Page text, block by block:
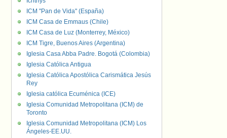
ICM "Pan de Vida" (España)
ICM Casa de Emmaus (Chile)
ICM Casa de Luz (Monterrey, México)
ICM Tigre, Buenos Aires (Argentina)
Iglesia Casa Abba Padre. Bogotá (Colombia)
Iglesia Católica Antigua
Iglesia Católica Apostólica Carismática Jesús
Rey
Iglesia católica Ecuménica (ICE)
Iglesia Comunidad Metropolitana (ICM) de
Toronto
Iglesia Comunidad Metropolitana (ICM) Los
Ángeles-EE.UU.